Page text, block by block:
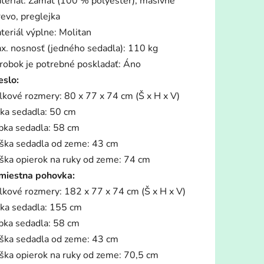
preglejka
výplne: Molitan
nosnosť (jedného sedadla): 110 kg
je potrebné poskladať: Áno
rozmery: 80 x 77 x 74 cm (Š x H x V)
sedadla: 50 cm
sedadla: 58 cm
sedadla od zeme: 43 cm
opierok na ruky od zeme: 74 cm
pohovka:
rozmery: 182 x 77 x 74 cm (Š x H x V)
sedadla: 155 cm
sedadla: 58 cm
sedadla od zeme: 43 cm
opierok na ruky od zeme: 70,5 cm